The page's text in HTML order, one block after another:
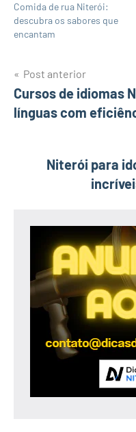
Comida de rua Niterói:
descubra os sabores que
encantam
Navegação
de
Post anterior
Cursos de idiomas
línguas com
Niterói para